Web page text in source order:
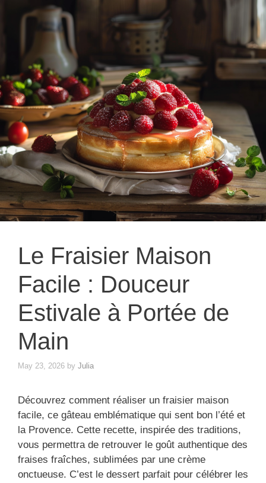
Le Fraisier Maison
Facile : Douceur
Estivale à Portée de
Main
May 23, 2026 by Julia
Découvrez comment réaliser un fraisier maison
facile, ce gâteau emblématique qui sent bon l’été et
la Provence. Cette recette, inspirée des traditions,
vous permettra de retrouver le goût authentique des
fraises fraîches, sublimées par une crème
onctueuse. C’est le dessert parfait pour célébrer les